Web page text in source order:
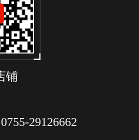
铺
29126662